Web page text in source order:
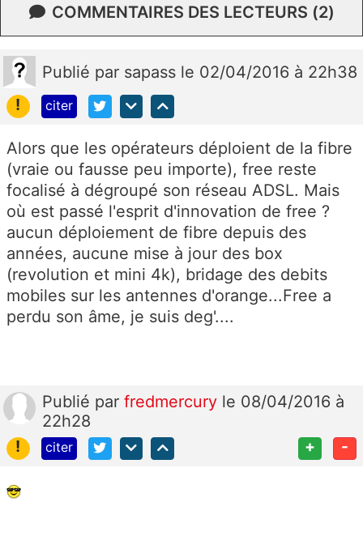
COMMENTAIRES DES LECTEURS (2)
Publié par sapass le 02/04/2016 à 22h38
!
citer
Alors que les opérateurs déploient de la fibre
(vraie ou fausse peu importe), free reste
focalisé à dégroupé son réseau ADSL. Mais
où est passé l'esprit d'innovation de free ?
aucun déploiement de fibre depuis des
années, aucune mise à jour des box
(revolution et mini 4k), bridage des debits
mobiles sur les antennes d'orange...Free a
perdu son âme, je suis deg'....
Publié par fredmercury le 08/04/2016 à
22h28
!
citer + -